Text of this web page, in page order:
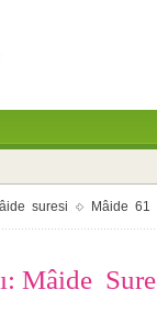
suresi Mâide 61
Mâide